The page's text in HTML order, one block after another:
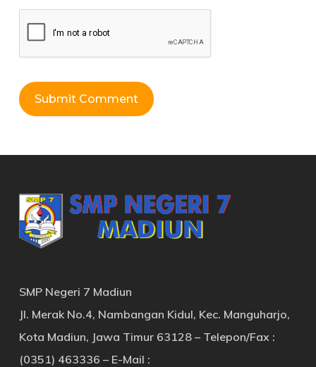
SMP Negeri 7 Madiun
Jl. Merak No.4, Nambangan Kidul, Kec. Manguharjo,
Kota Madiun, Jawa Timur 63128 – Telepon/Fax :
(0351) 463336 – E-Mail :